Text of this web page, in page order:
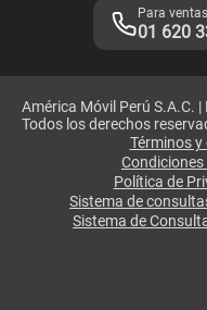
Para
01 620
América Móvil Perú S.A.C.
Todos los derechos
Términos
Política de
Sistema de
Sistema de